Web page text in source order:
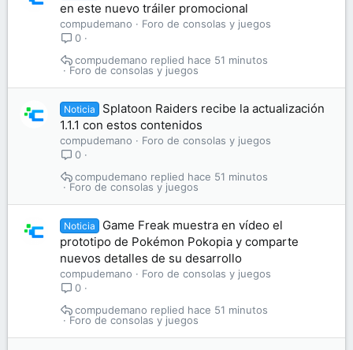
en este nuevo tráiler promocional
compudemano
Foro de consolas y juegos
0
Foro de consolas y juegos
hace 51 minutos
compudemano
Noticia
Splatoon Raiders recibe la actualización
1.1.1 con estos contenidos
compudemano
Foro de consolas y juegos
0
Foro de consolas y juegos
hace 51 minutos
compudemano
Noticia
Game Freak muestra en vídeo el
prototipo de Pokémon Pokopia y comparte
nuevos detalles de su desarrollo
compudemano
Foro de consolas y juegos
0
Foro de consolas y juegos
hace 51 minutos
compudemano